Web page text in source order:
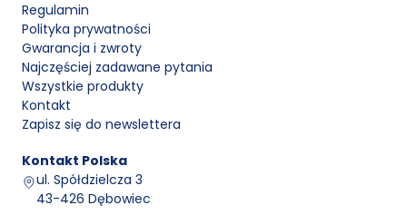
Regulamin
Polityka prywatności
Gwarancja i zwroty
Najczęściej zadawane pytania
Wszystkie produkty
Kontakt
Zapisz się do newslettera
Kontakt Polska
ul. Spółdzielcza 3
43-426 Dębowiec